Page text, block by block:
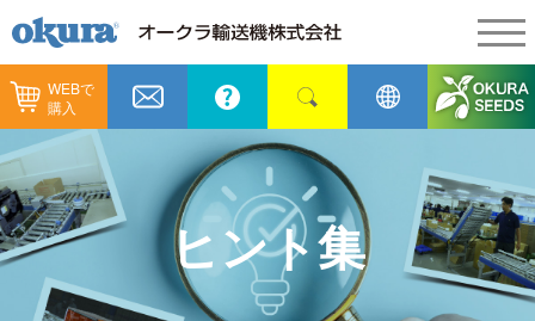
WEBで
購入
製品情報
製品情報
コンベヤ機器
コンベヤ機器を探す
納入事例
納入事例
全業種
メンテナンス
カタログ／CAD
ヒント集